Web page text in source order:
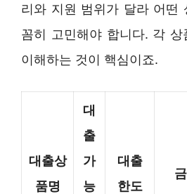
리와 지원 범위가 달라 어떤
꼼히 고민해야 합니다. 각 상
이해하는 것이 핵심이죠.
대출상
품명
대
출
가
능
대출
한도